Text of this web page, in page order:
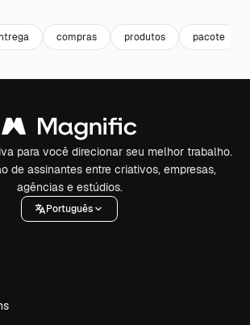
compras produtos pacote
para você direcionar seu melhor trabalho.
de assinantes entre criativos, empresas,
agências e estúdios.
Português